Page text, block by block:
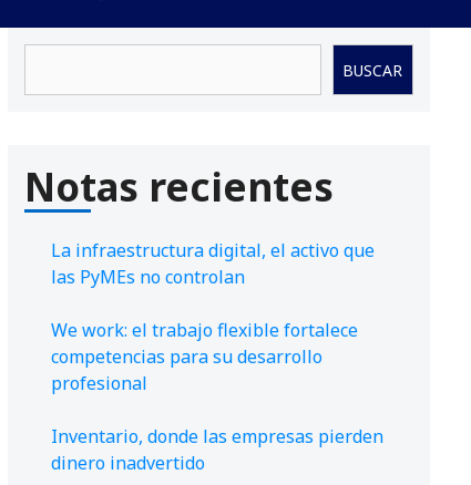
BUSCAR
Notas recientes
La infraestructura digital, el activo que
las PyMEs no controlan
We work: el trabajo flexible fortalece
competencias para su desarrollo
profesional
Inventario, donde las empresas pierden
dinero inadvertido